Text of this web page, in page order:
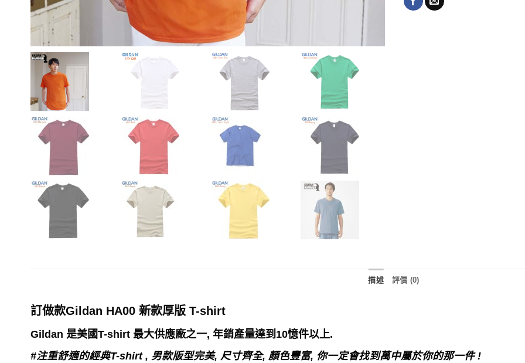
描述 評價 (0)
訂做款Gildan HA00 新款厚版 T-shirt
Gildan 是美國T-shirt 最大供應廠之一, 年銷產量達到10憶件以上.
#注重舒適的經典T-shirt , 男款版型完美, 尺寸齊全, 顏色豐富, 你一定會找到萬中屬於你的那一件!